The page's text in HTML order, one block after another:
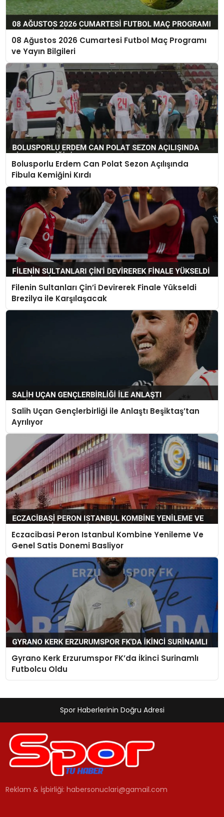
08 Ağustos 2026 Cumartesi Futbol Maç Programı
ve Yayın Bilgileri
Bolusporlu Erdem Can Polat Sezon Açılışında
Fibula Kemiğini Kırdı
Filenin Sultanları Çin’i Devirerek Finale Yükseldi
Brezilya ile Karşılaşacak
Salih Uçan Gençlerbirliği ile Anlaştı Beşiktaş’tan
Ayrılıyor
Eczacibasi Peron Istanbul Kombine Yenileme Ve
Genel Satis Donemi Basliyor
Gyrano Kerk Erzurumspor FK’da İkinci Surinamlı
Futbolcu Oldu
Spor Haberlerinin Doğru Adresi
Reklam & İşbirliği:habersonuclari@gamail.com